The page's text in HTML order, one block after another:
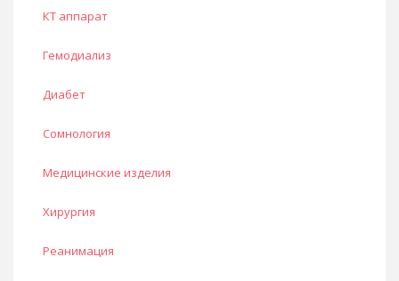
КТ аппарат
Гемодиализ
Диабет
Сомнология
Медицинские изделия
Хирургия
Реанимация